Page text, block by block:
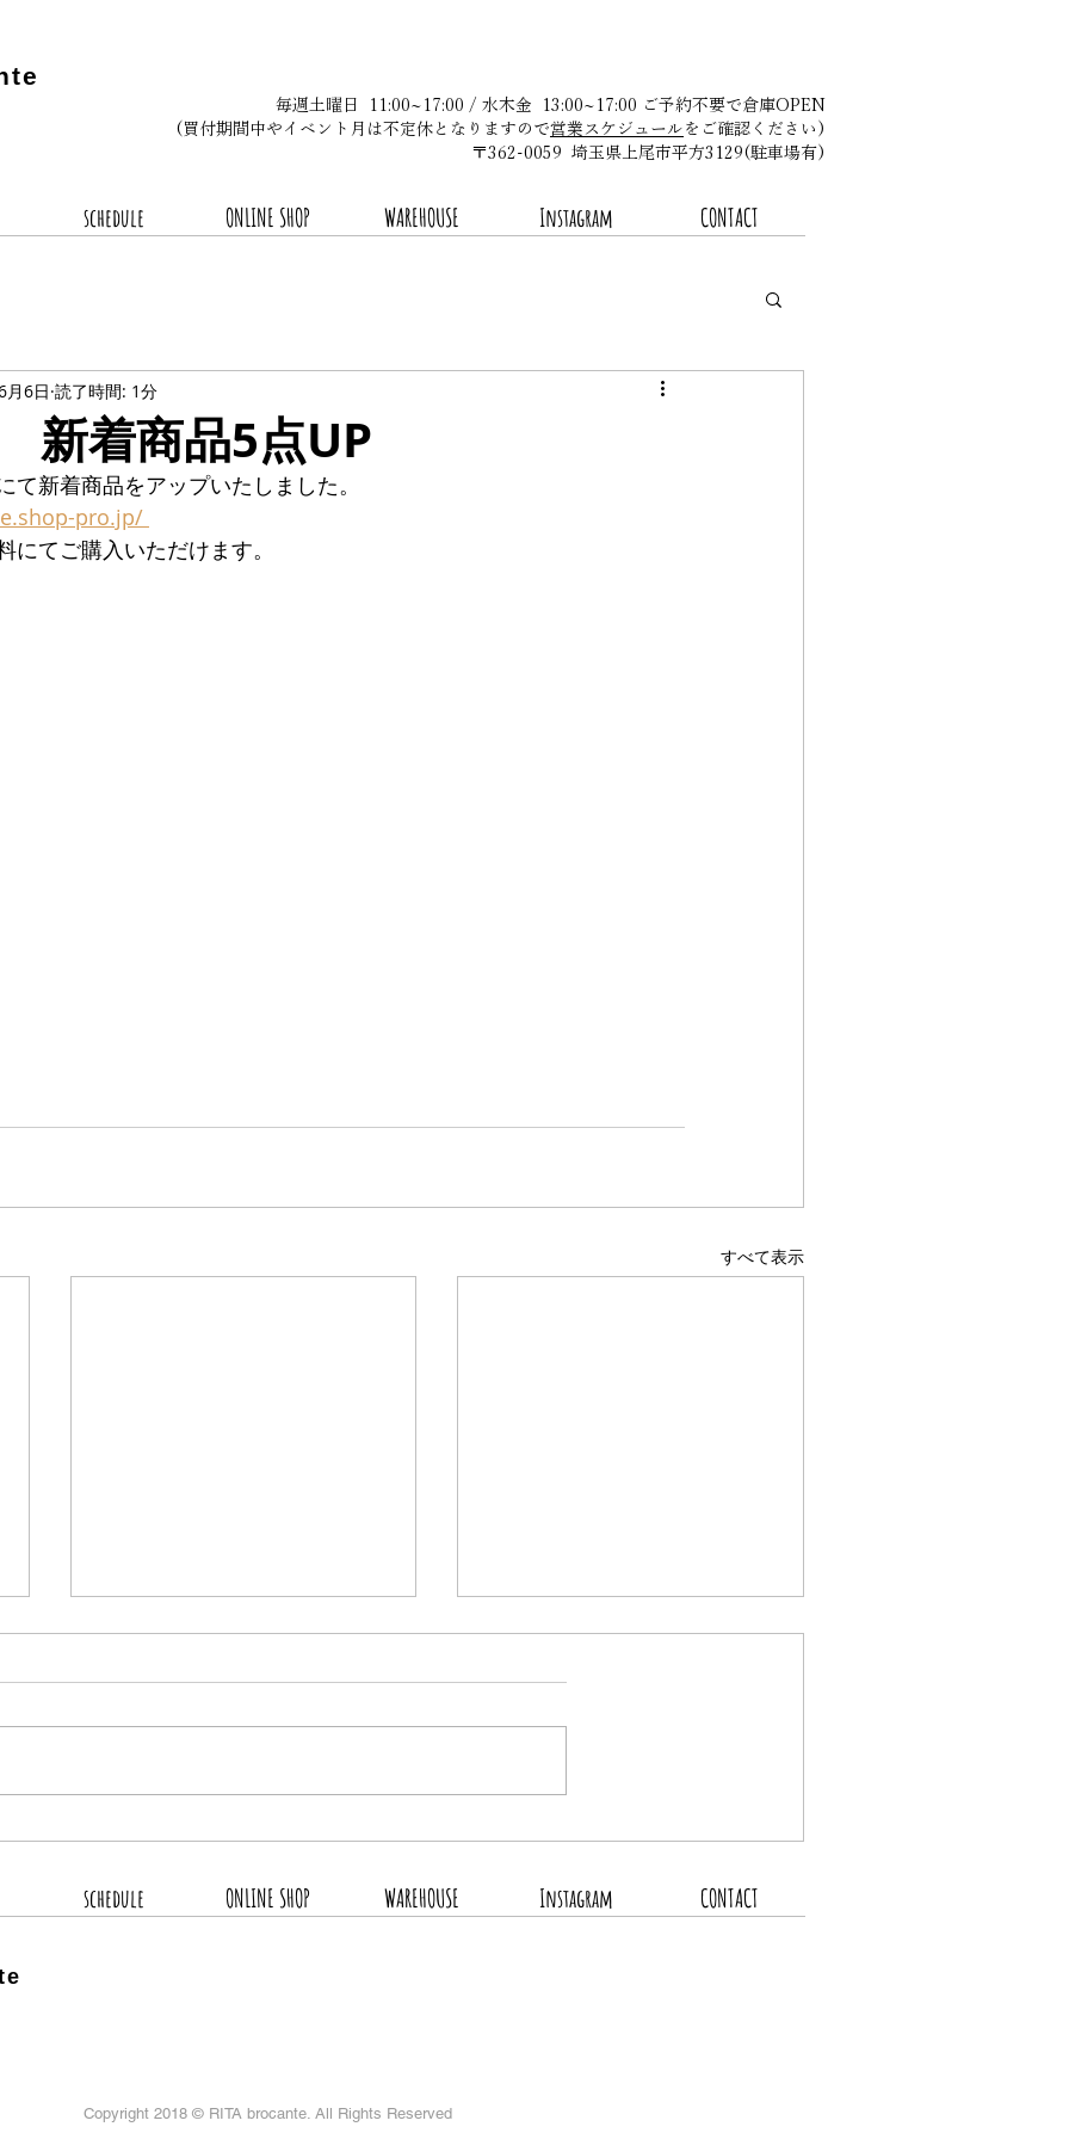
毎週土曜日 11:00~17:00 / 水木金 13:00~17:00 ご予約不要で倉庫OPEN
(買付期間中やイベント月は不定休となりますので営業スケジュール をご確認ください)​
〒362-0059 埼玉県上尾市平方3129(駐車場有)
schedule ONLINE SHOP WAREHOUSE Instagram CONTACT
着商品5点UP
月6日 読了時間: 1分
て新着商品をアップいたしました。
pro.jp/
にてご購入いただけます。
すべて表示
8月の営業スケジュール
schedule ONLINE SHOP WAREHOUSE Instagram CONTACT
Copyright 2018 © RITA brocante. All Rights Reserved